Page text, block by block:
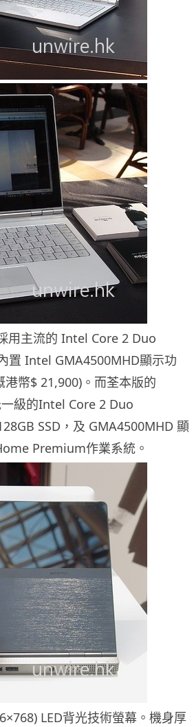
用主流的 Intel Core 2 Duo
置 Intel GMA4500MHD顯示功
幣$ 21,900)。而荃本版的
級的Intel Core 2 Duo
SSD，及 GMA4500MHD 顯
Premium作業系統。
LED背光技術螢幕。機身厚